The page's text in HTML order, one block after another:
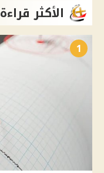
الأكثر قراءة
1